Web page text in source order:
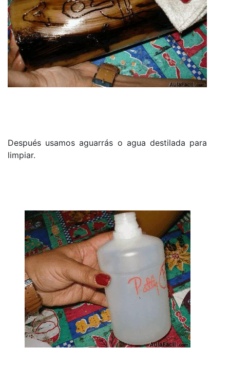
Después usamos aguarrás o agua destilada para
limpiar.